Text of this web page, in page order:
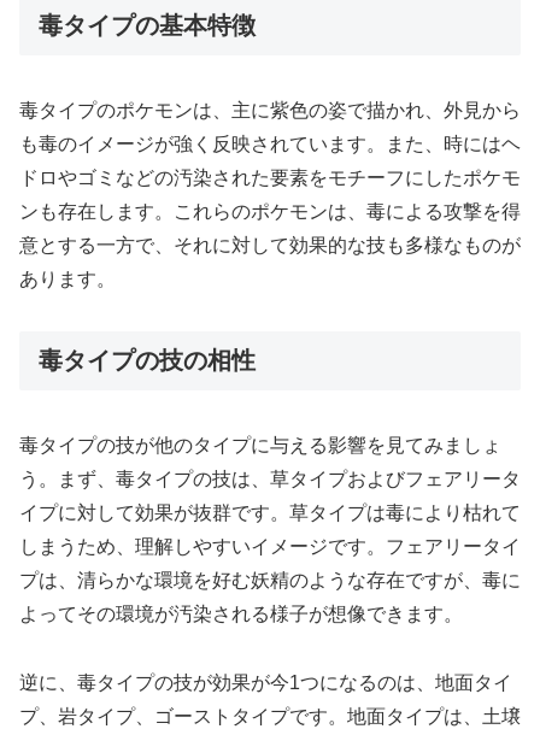
毒タイプの基本特徴
毒タイプのポケモンは、主に紫色の姿で描かれ、外見から
も毒のイメージが強く反映されています。また、時にはヘ
ドロやゴミなどの汚染された要素をモチーフにしたポケモ
ンも存在します。これらのポケモンは、毒による攻撃を得
意とする一方で、それに対して効果的な技も多様なものが
あります。
毒タイプの技の相性
毒タイプの技が他のタイプに与える影響を見てみましょ
う。まず、毒タイプの技は、草タイプおよびフェアリータ
イプに対して効果が抜群です。草タイプは毒により枯れて
しまうため、理解しやすいイメージです。フェアリータイ
プは、清らかな環境を好む妖精のような存在ですが、毒に
よってその環境が汚染される様子が想像できます。
逆に、毒タイプの技が効果が今1つになるのは、地面タイ
プ、岩タイプ、ゴーストタイプです。地面タイプは、土壌